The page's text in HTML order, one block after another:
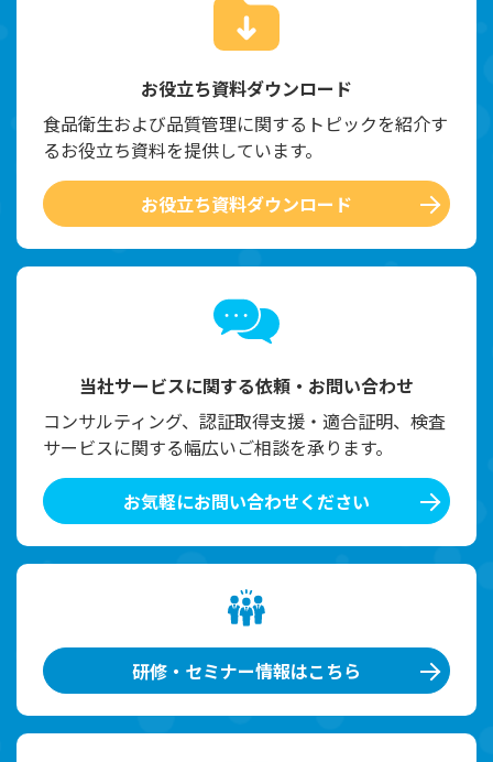
お役立ち資料ダウンロード
食品衛生および品質管理に関するトピックを紹介す
るお役立ち資料を提供しています。
お役立ち資料ダウンロード
当社サービスに関する依頼・お問い合わせ
コンサルティング、認証取得支援・適合証明、検査
サービスに関する幅広いご相談を承ります。
お気軽にお問い合わせください
研修・セミナー情報はこちら